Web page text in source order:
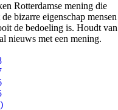
Rotterdamse mening die
bizarre eigenschap mensen
de bedoeling is. Houdt van
nieuws met een mening.